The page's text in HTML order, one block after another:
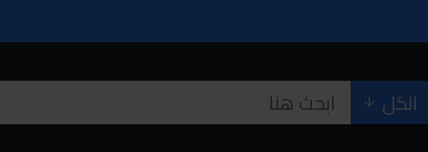
الكل